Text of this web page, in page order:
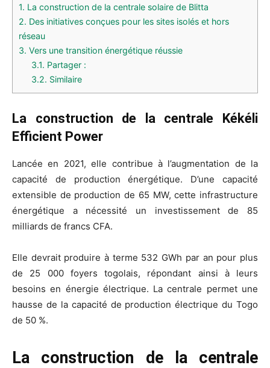
1. La construction de la centrale solaire de Blitta
2. Des initiatives conçues pour les sites isolés et hors
réseau
3. Vers une transition énergétique réussie
3.1. Partager :
3.2. Similaire
La construction de la centrale Kékéli
Efficient Power
Lancée en 2021, elle contribue à l’augmentation de la
capacité de production énergétique. D’une capacité
extensible de production de 65 MW, cette infrastructure
énergétique a nécessité un investissement de 85
milliards de francs CFA.
Elle devrait produire à terme 532 GWh par an pour plus
de 25 000 foyers togolais, répondant ainsi à leurs
besoins en énergie électrique. La centrale permet une
hausse de la capacité de production électrique du Togo
de 50 %.
La construction de la centrale